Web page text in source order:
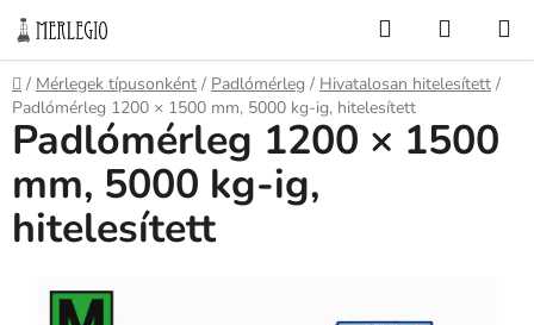
Ugrás
fő
tartalomhoz
KeresésKOSÁR
Kezdőlap
/ Mérlegek típusonként / Padlómérleg / Hivatalosan hitelesített /
Padlómérleg 1200 × 1500 mm, 5000 kg-ig, hitelesített
Padlómérleg 1200 × 1500
mm, 5000 kg-ig,
hitelesített